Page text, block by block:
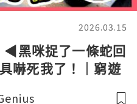
2026.03.15
◀︎黑咪捉了一條蛇回
嚇死我了！｜窮遊